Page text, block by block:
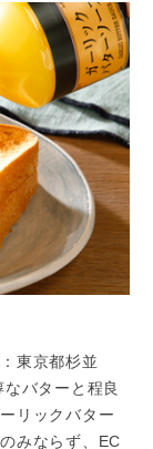
東京都杉並
バターと程良
リックバター
みならず、EC